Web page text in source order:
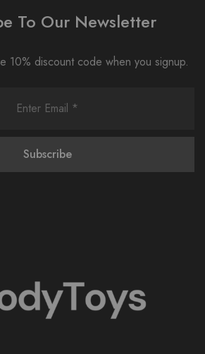
To Our Newsletter
10% discount code when you signup.